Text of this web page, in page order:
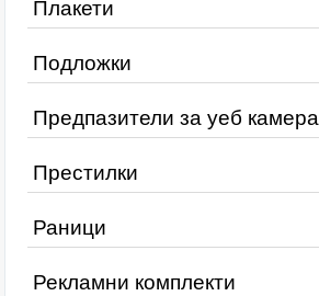
Плакети
Подложки
Предпазители за уеб камера
Престилки
Раници
Рекламни комплекти